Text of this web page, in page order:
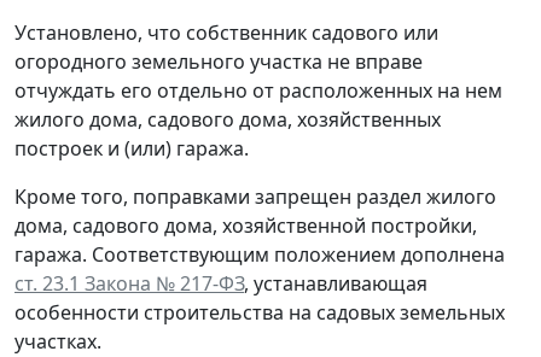
Установлено, что собственник садового или
огородного земельного участка не вправе
отчуждать его отдельно от расположенных на нем
жилого дома, садового дома, хозяйственных
построек и (или) гаража.
Кроме того, поправками запрещен раздел жилого
дома, садового дома, хозяйственной постройки,
гаража. Соответствующим положением дополнена
ст. 23.1 Закона № 217-ФЗ, устанавливающая
особенности строительства на садовых земельных
участках.